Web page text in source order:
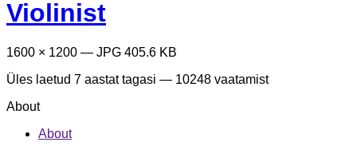
Violinist
1600 × 1200 — JPG 405.6 KB
Üles laetud 7 aastat tagasi — 10248 vaatamist
About
About